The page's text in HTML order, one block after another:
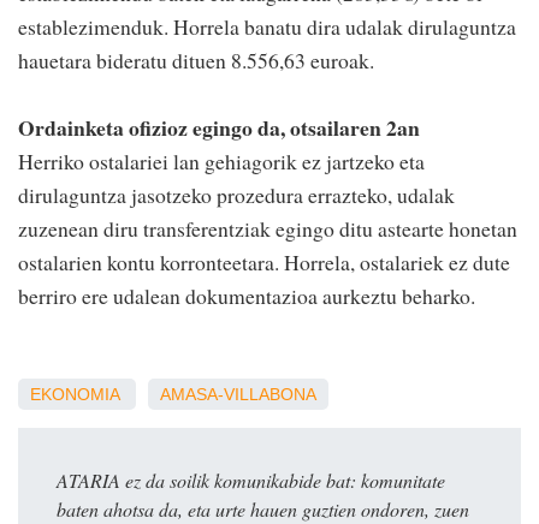
establezimenduk. Horrela banatu dira udalak dirulaguntza
hauetara bideratu dituen 8.556,63 euroak.
Ordainketa ofizioz egingo da, otsailaren 2an
Herriko ostalariei lan gehiagorik ez jartzeko eta
dirulaguntza jasotzeko prozedura errazteko, udalak
zuzenean diru transferentziak egingo ditu astearte honetan
ostalarien kontu korronteetara. Horrela, ostalariek ez dute
berriro ere udalean dokumentazioa aurkeztu beharko.
EKONOMIA AMASA-VILLABONA
ATARIA ez da soilik komunikabide bat: komunitate
baten ahotsa da, eta urte hauen guztien ondoren, zuen